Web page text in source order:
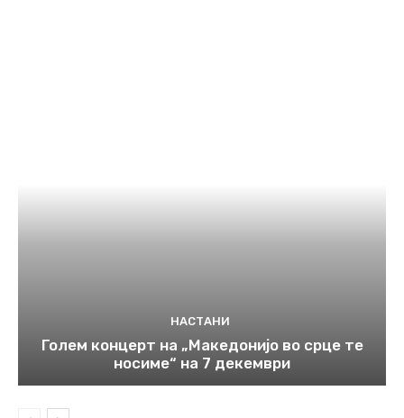
НАСТАНИ
Голем концерт на „Македонијо во срце те
носиме“ на 7 декември